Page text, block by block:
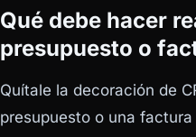
Qué debe hacer
presupuesto o
Quítale la decoración de
presupuesto o una